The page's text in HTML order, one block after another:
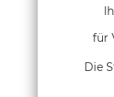
für
Die